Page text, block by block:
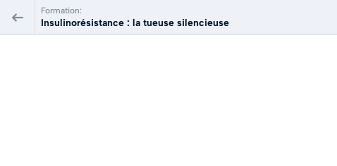
Formation:
Insulinorésistance : la tueuse silencieuse